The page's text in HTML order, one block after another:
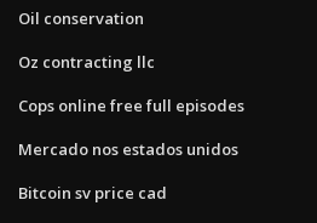
Oil conservation
Oz contracting llc
Cops online free full episodes
Mercado nos estados unidos
Bitcoin sv price cad